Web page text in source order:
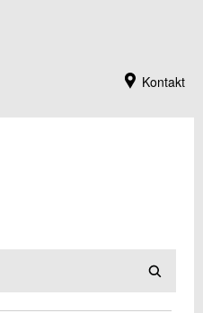
Kontakt